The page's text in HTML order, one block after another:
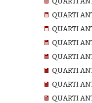
QUARTI
QUARTI
QUARTI
QUARTI
QUARTI
QUARTI
QUARTI